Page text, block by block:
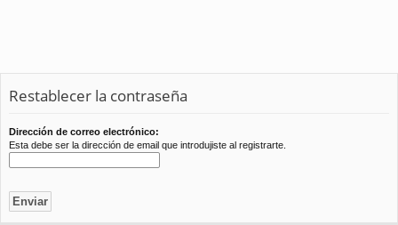
Restablecer la contraseña
Dirección de correo electrónico:
Esta debe ser la dirección de email que introdujiste al registrarte.